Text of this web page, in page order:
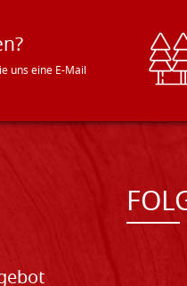
uns eine E-Mail